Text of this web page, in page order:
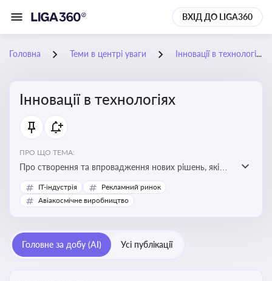
ВХІД ДО LIGA360
Головна Теми в центрі уваги Інновації в технологіях
Інновації в технологіях
ПРО ЩО ТЕМА:
Про створення та впровадження нових рішень, які
покращують ефективність, функціональність або
можливості технологічних продуктів і процесів.
IT-індустрія
Рекламний ринок
Авіакосмічне виробництво
Головне за добу (AI) Усі публікації